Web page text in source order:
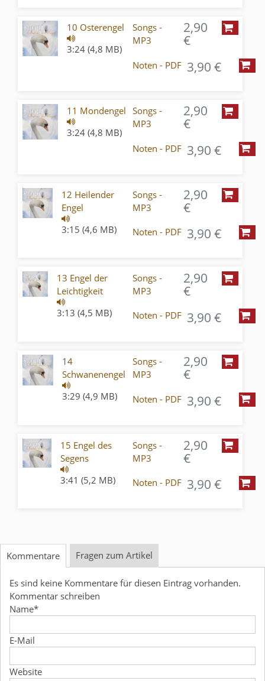
10 Osterengel
3:24 (4,8 MB)
Songs -
MP3
2,90
€
Noten - PDF 3,90 €
11 Mondengel
3:24 (4,8 MB)
Songs -
MP3
2,90
€
Noten - PDF 3,90 €
12 Heilender
Engel
3:15 (4,6 MB)
Songs -
MP3
2,90
€
Noten - PDF 3,90 €
13 Engel der
Leichtigkeit
3:13 (4,5 MB)
Songs -
MP3
2,90
€
Noten - PDF 3,90 €
14
Schwanenengel
3:29 (4,9 MB)
Songs -
MP3
2,90
€
Noten - PDF 3,90 €
15 Engel des
Segens
3:41 (5,2 MB)
Songs -
MP3
2,90
€
Noten - PDF 3,90 €
Kommentare Fragen zum Artikel
Es sind keine Kommentare für diesen Eintrag vorhanden.
Kommentar schreiben
Name*
E-Mail
Website